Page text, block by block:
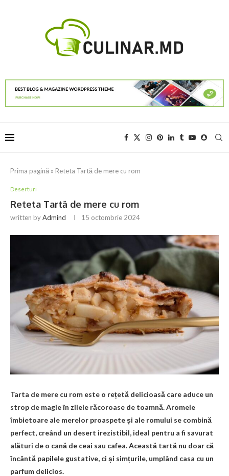
Prima pagină » Reteta Tartă de mere cu rom
Deserturi
Reteta Tartă de mere cu rom
written byAdmind 15 octombrie 2024
Tarta de mere cu rom este o rețetă delicioasă care aduce un
strop de magie în zilele răcoroase de toamnă. Aromele
îmbietoare ale merelor proaspete și ale romului se combină
perfect, creând un desert irezistibil, ideal pentru a fi savurat
alături de o cană de ceai sau cafea. Această tartă nu doar că
încântă papilele gustative, ci și simțurile, umplând casa cu un
parfum delicios.